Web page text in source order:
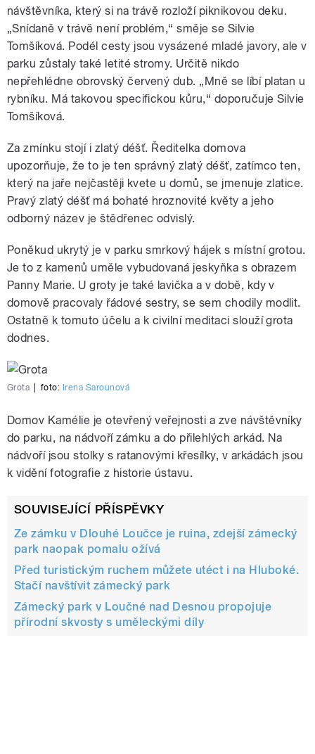
návštěvníka, který si na trávě rozloží piknikovou deku.
„Snídaně v trávě není problém,“ směje se Silvie
Tomšíková. Podél cesty jsou vysázené mladé javory, ale v
parku zůstaly také letité stromy. Určitě nikdo
nepřehlédne obrovský červený dub. „Mně se líbí platan u
rybníku. Má takovou specifickou kůru,“ doporučuje Silvie
Tomšíková.
Za zmínku stojí i zlatý déšť. Ředitelka domova
upozorňuje, že to je ten správný zlatý déšť, zatímco ten,
který na jaře nejčastěji kvete u domů, se jmenuje zlatice.
Pravý zlatý déšť má bohaté hroznovité květy a jeho
odborný název je štědřenec odvislý.
Poněkud ukrytý je v parku smrkový hájek s místní grotou.
Je to z kamenů uměle vybudovaná jeskyňka s obrazem
Panny Marie. U groty je také lavička a v době, kdy v
domově pracovaly řádové sestry, se sem chodily modlit.
Ostatně k tomuto účelu a k civilní meditaci slouží grota
dodnes.
Grota foto: Irena Šarounová
Domov Kamélie je otevřený veřejnosti a zve návštěvníky
do parku, na nádvoří zámku a do přilehlých arkád. Na
nádvoří jsou stolky s ratanovými křesílky, v arkádách jsou
k vidění fotografie z historie ústavu.
SOUVISEJÍCÍ PŘÍSPĚVKY
Ze zámku v Dlouhé Loučce je ruina, zdejší zámecký
park naopak pomalu ožívá
Před turistickým ruchem můžete utéct i na Hluboké.
Stačí navštívit zámecký park
Zámecký park v Loučné nad Desnou propojuje
přírodní skvosty s uměleckými díly